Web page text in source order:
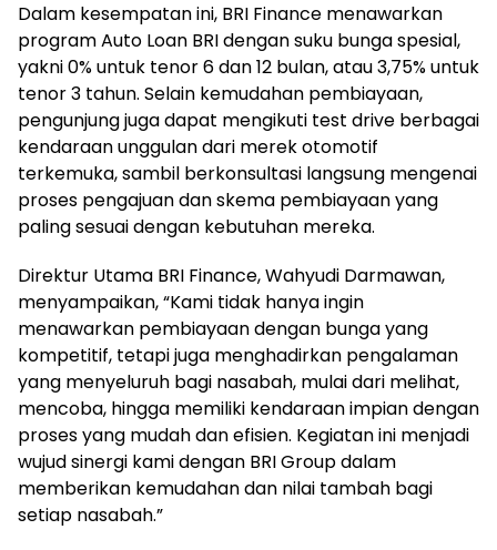
Dalam kesempatan ini, BRI Finance menawarkan
program Auto Loan BRI dengan suku bunga spesial,
yakni 0% untuk tenor 6 dan 12 bulan, atau 3,75% untuk
tenor 3 tahun. Selain kemudahan pembiayaan,
pengunjung juga dapat mengikuti test drive berbagai
kendaraan unggulan dari merek otomotif
terkemuka, sambil berkonsultasi langsung mengenai
proses pengajuan dan skema pembiayaan yang
paling sesuai dengan kebutuhan mereka.
Direktur Utama BRI Finance, Wahyudi Darmawan,
menyampaikan, “Kami tidak hanya ingin
menawarkan pembiayaan dengan bunga yang
kompetitif, tetapi juga menghadirkan pengalaman
yang menyeluruh bagi nasabah, mulai dari melihat,
mencoba, hingga memiliki kendaraan impian dengan
proses yang mudah dan efisien. Kegiatan ini menjadi
wujud sinergi kami dengan BRI Group dalam
memberikan kemudahan dan nilai tambah bagi
setiap nasabah.”